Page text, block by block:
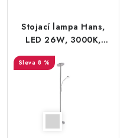
Stojací lampa Hans,
LED 26W, 3000K,
stmívatelná
8 %